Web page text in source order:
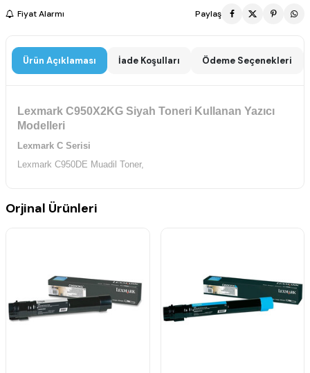
Fiyat Alarmı Paylaş
Ürün Açıklaması İade Koşulları Ödeme Seçenekleri
Lexmark C950X2KG Siyah Toneri Kullanan Yazıcı
Modelleri
Lexmark C Serisi
Lexmark C950DE Muadil Toner,
Orjinal Ürünleri